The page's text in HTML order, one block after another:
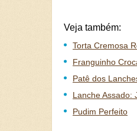
Veja também:
Torta Cremosa
Franguinho
Patê dos
Lanche Assado:
Pudim Perfeito